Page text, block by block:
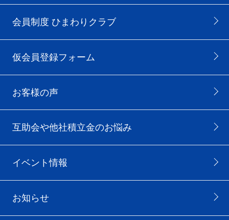
会員制度 ひまわりクラブ
仮会員登録フォーム
お客様の声
互助会や他社積立金のお悩み
イベント情報
お知らせ